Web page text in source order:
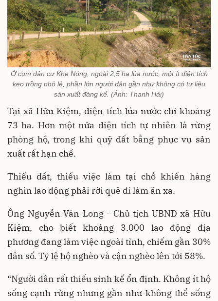
Ở cụm dân cư Khe Nóng, ngoài 2,5 ha lúa nước, một ít diện tích
keo trồng nhỏ lẻ, phần lớn người dân gần như không có tư liệu
sản xuất đáng kể. (Ảnh: Thanh Hải)
Tại xã Hữu Kiệm, diện tích lúa nước chỉ khoảng
73 ha. Hơn một nửa diện tích tự nhiên là rừng
phòng hộ, trong khi quỹ đất bằng phục vụ sản
xuất rất hạn chế.
Thiếu đất, thiếu việc làm tại chỗ khiến hàng
nghìn lao động phải rời quê đi làm ăn xa.
Ông Nguyễn Văn Long - Chủ tịch UBND xã Hữu
Kiệm, cho biết khoảng 3.000 lao động địa
phương đang làm việc ngoài tỉnh, chiếm gần 30%
dân số. Tỷ lệ hộ nghèo và cận nghèo lên tới 58%.
“Người dân rất thiếu sinh kế ổn định. Không ít hộ
sống cạnh rừng nhưng gần như không thể sống